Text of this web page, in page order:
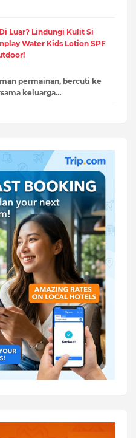
Luar? Lindungi Kulit Si
Water Kids Lotion SPF
permainan, bercuti ke
keluarga…